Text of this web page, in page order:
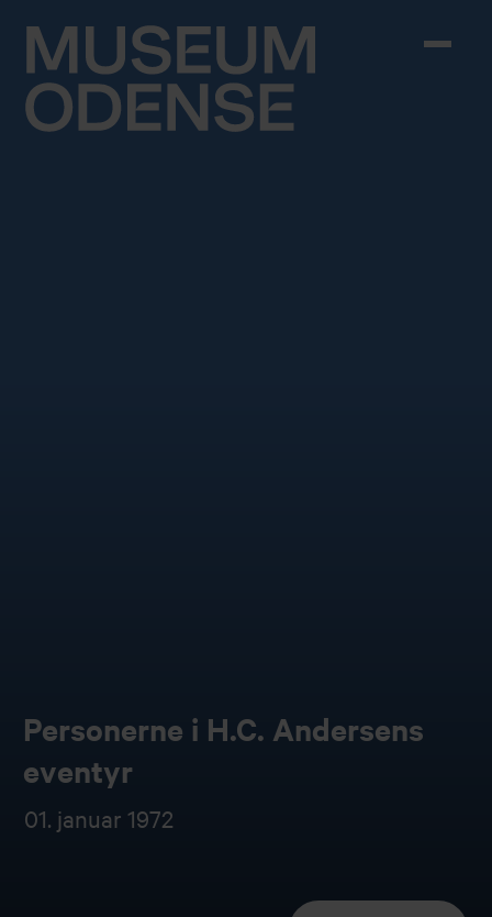
Personerne i H.C. Andersens
eventyr
01. januar 1972